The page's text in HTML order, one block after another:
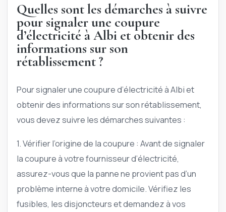
Quelles sont les démarches à suivre
pour signaler une coupure
d’électricité à Albi et obtenir des
informations sur son
rétablissement ?
Pour signaler une coupure d’électricité à Albi et
obtenir des informations sur son rétablissement,
vous devez suivre les démarches suivantes :
1. Vérifier l’origine de la coupure : Avant de signaler
la coupure à votre fournisseur d’électricité,
assurez-vous que la panne ne provient pas d’un
problème interne à votre domicile. Vérifiez les
fusibles, les disjoncteurs et demandez à vos